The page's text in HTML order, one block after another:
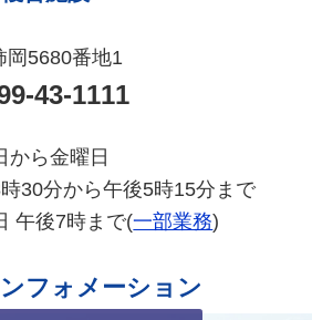
岡5680番地1
43-1111
から金曜日
30分から午後5時15分まで
午後7時まで(一部業務)
フォメーション